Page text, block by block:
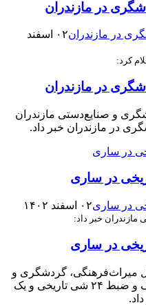
۰۲ اسفند
کرد:
و صنایع‌دستی مازندران
۰۲ اسفند ۱۴۰۲
خبر داد:
میراث‌فرهنگی، گردشگری و
صنایع‌دستی مازندران از کشف و ضبط ۲۴ شی تاریخی و یک